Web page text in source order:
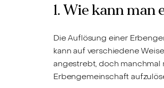
1. Wie kann man
Die Auflösung einer
kann auf verschiedene
angestrebt, doch manchmal
Erbengemeinschaft